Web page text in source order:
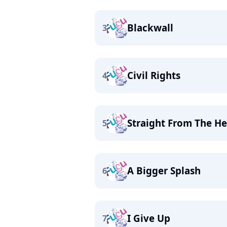
3 Blackwall
4 Civil Rights
5 Straight From The
6 A Bigger Splash
7 I Give Up